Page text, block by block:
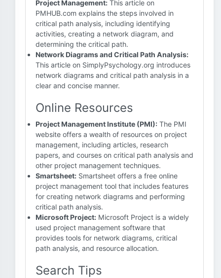
Project Management: This article on
PMHUB.com explains the steps involved in
critical path analysis, including identifying
activities, creating a network diagram, and
determining the critical path.
Network Diagrams and Critical Path Analysis:
This article on SimplyPsychology.org introduces
network diagrams and critical path analysis in a
clear and concise manner.
Online Resources
Project Management Institute (PMI): The PMI
website offers a wealth of resources on project
management, including articles, research
papers, and courses on critical path analysis and
other project management techniques.
Smartsheet: Smartsheet offers a free online
project management tool that includes features
for creating network diagrams and performing
critical path analysis.
Microsoft Project: Microsoft Project is a widely
used project management software that
provides tools for network diagrams, critical
path analysis, and resource allocation.
Search Tips